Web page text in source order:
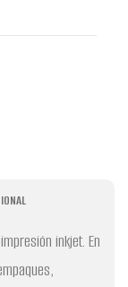
inkjet. En